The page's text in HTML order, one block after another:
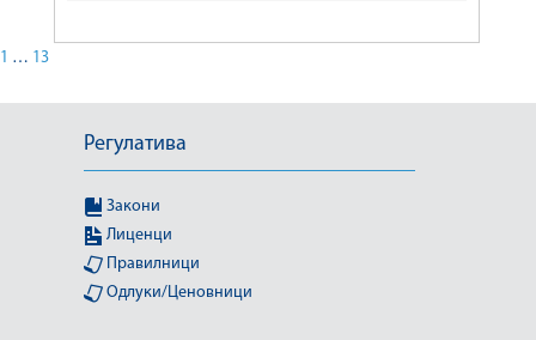
1 … 13
Регулатива
Закони
Лиценци
Правилници
Одлуки/Ценовници